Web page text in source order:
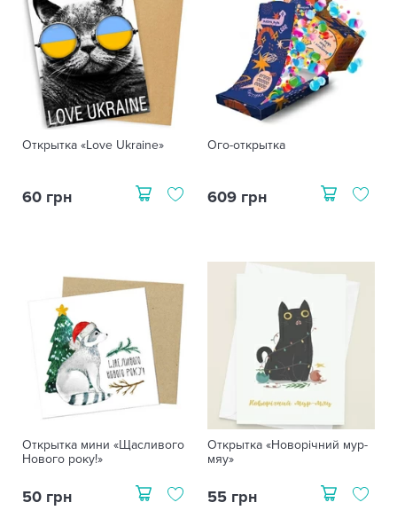
Открытка «Love Ukraine»
60 грн
Ого-открытка
609 грн
Открытка мини «Щасливого
Нового року!»
50 грн
Открытка «Новорічний мур-
мяу»
55 грн